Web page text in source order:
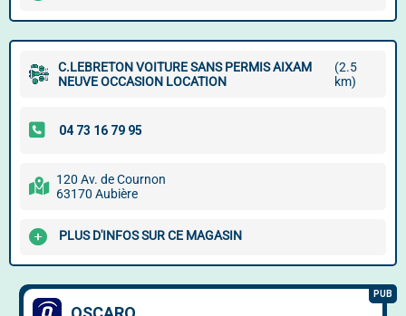
C.LEBRETON VOITURE SANS PERMIS AIXAM
NEUVE OCCASION LOCATION
(2.5
km)
120 Av. de Cournon
63170 Aubière
PLUS D'INFOS SUR CE MAGASIN